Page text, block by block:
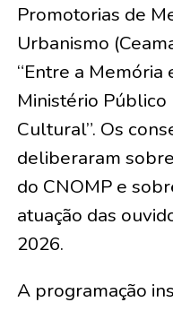
Promotorias de
Urbanismo
“Entre a Memória
Ministério Público
Cultural”. Os
deliberaram
do CNOMP e
atuação das
2026.
A programação